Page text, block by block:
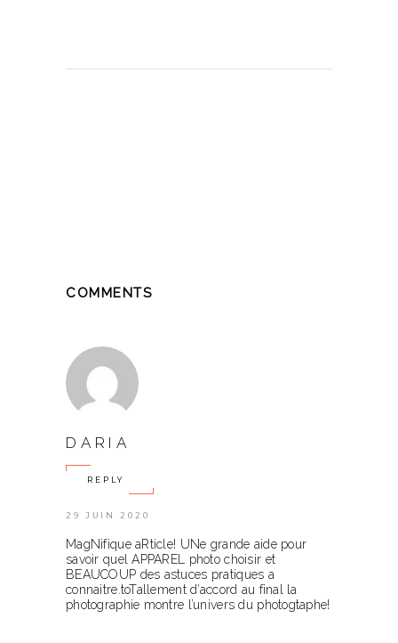
COMMENTS
DARIA
REPLY
29 JUIN 2020
MagNifique aRticle! UNe grande aide pour
savoir quel APPAREL photo choisir et
BEAUCOUP des astuces pratiques a
connaitre.toTallement d’accord au final la
photographie montre l’univers du photogtaphe!